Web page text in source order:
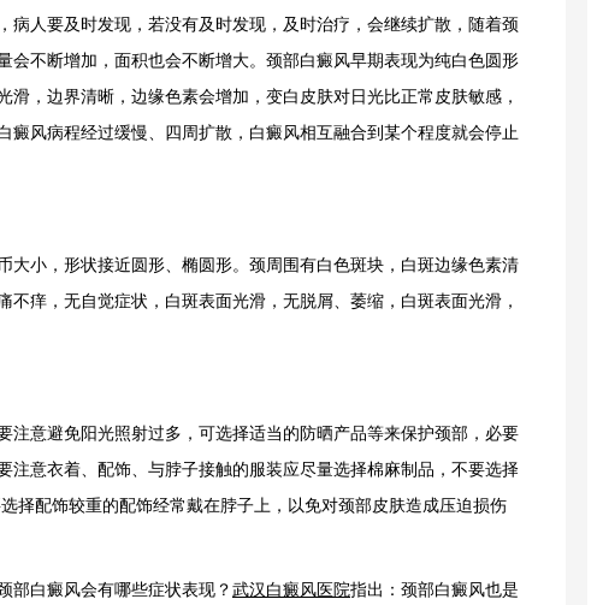
人要及时发现，若没有及时发现，及时治疗，会继续扩散，随着颈
会不断增加，面积也会不断增大。颈部白癜风早期表现为纯白色圆形
滑，边界清晰，边缘色素会增加，变白皮肤对日光比正常皮肤敏感，
癜风病程经过缓慢、四周扩散，白癜风相互融合到某个程度就会停止
小，形状接近圆形、椭圆形。颈周围有白色斑块，白斑边缘色素清
不痒，无自觉症状，白斑表面光滑，无脱屑、萎缩，白斑表面光滑，
意避免阳光照射过多，可选择适当的防晒产品等来保护颈部，必要
注意衣着、配饰、与脖子接触的服装应尽量选择棉麻制品，不要选择
择配饰较重的配饰经常戴在脖子上，以免对颈部皮肤造成压迫损伤
白癜风会有哪些症状表现？ 武汉白癜风医院指出：颈部白癜风也是